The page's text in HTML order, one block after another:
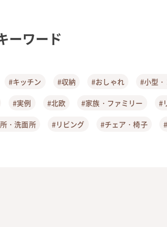
ーワード
#キッチン #収納 #おしゃれ #小型
#実例 #北欧 #家族・ファミリー #
・洗面所 #リビング #チェア・椅子